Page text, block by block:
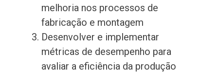
melhoria nos processos de
fabricação e montagem
Desenvolver e implementar
métricas de desempenho para
avaliar a eficiência da produção